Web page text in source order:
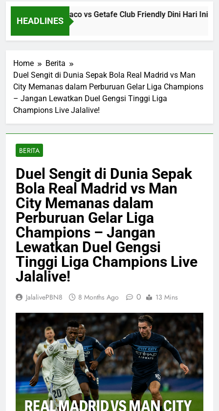
HEADLINES
Monaco vs Getafe Club Friendly Dini Hari Ini
Home
Berita
Duel Sengit di Dunia Sepak Bola Real Madrid vs Man
City Memanas dalam Perburuan Gelar Liga Champions
– Jangan Lewatkan Duel Gengsi Tinggi Liga
Champions Live Jalalive!
BERITA
Duel Sengit di Dunia Sepak
Bola Real Madrid vs Man
City Memanas dalam
Perburuan Gelar Liga
Champions – Jangan
Lewatkan Duel Gengsi
Tinggi Liga Champions Live
Jalalive!
JalalivePBN8 8 Months Ago 0 13 Mins